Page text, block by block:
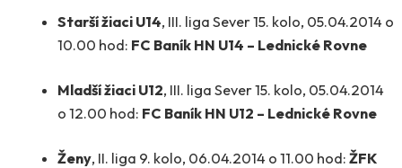
Starší žiaci U14, III. liga Sever 15. kolo, 05.04.2014 o
10.00 hod: FC Baník HN U14 – Lednické Rovne
Mladší žiaci U12, III. liga Sever 15. kolo, 05.04.2014
o 12.00 hod: FC Baník HN U12 – Lednické Rovne
Ženy, II. liga 9. kolo, 06.04.2014 o 11.00 hod: ŽFK